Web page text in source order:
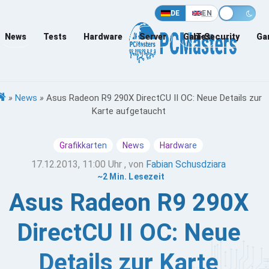
DE EN
News Tests Hardware Server Games
IT-Security
» News » Asus Radeon R9 290X DirectCU II OC: Neue Details zur
Karte aufgetaucht
Grafikkarten News Hardware
17.12.2013, 11:00 Uhr , von Fabian Schusdziara
~2 Min. Lesezeit
Asus Radeon R9 290X
DirectCU II OC: Neue
Details zur Karte